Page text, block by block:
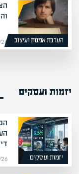
הערכת אמנות ועיצוב 01/02/26
יזמות ועסקים
יזמות ועסקים 18/06/26